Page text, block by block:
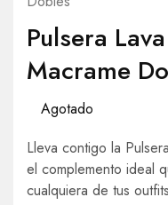
Pulsera
Macrame
Agotado
Lleva contigo la
el complemento ideal
cualquiera de tus